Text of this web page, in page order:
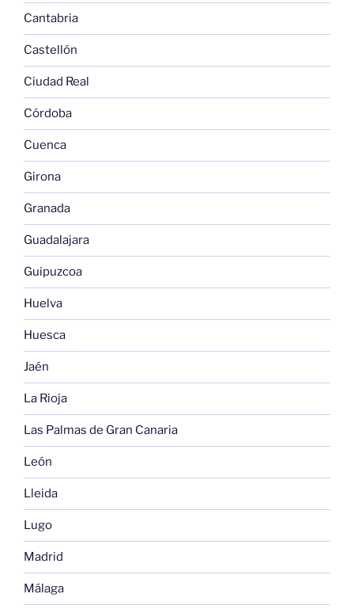
Cantabria
Castellón
Ciudad Real
Córdoba
Cuenca
Girona
Granada
Guadalajara
Guipuzcoa
Huelva
Huesca
Jaén
La Rioja
Las Palmas de Gran Canaria
León
Lleida
Lugo
Madrid
Málaga